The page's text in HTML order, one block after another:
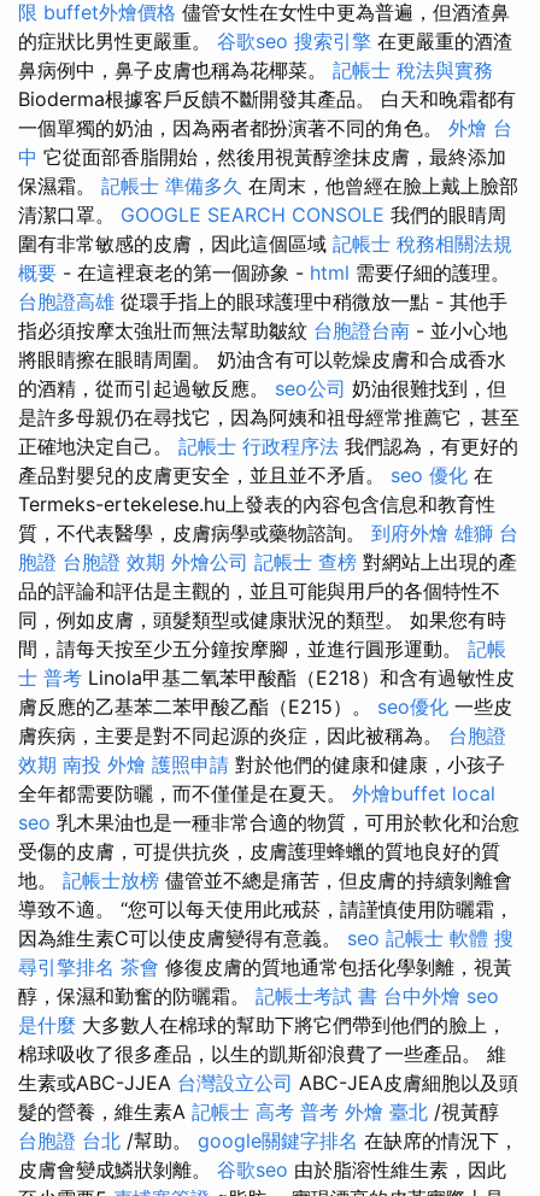
限 buffet外燴價格 儘管女性在女性中更為普遍，但酒渣鼻
的症狀比男性更嚴重。 谷歌seo 搜索引擎 在更嚴重的酒渣
鼻病例中，鼻子皮膚也稱為花椰菜。 記帳士 稅法與實務
Bioderma根據客戶反饋不斷開發其產品。 白天和晚霜都有
一個單獨的奶油，因為兩者都扮演著不同的角色。 外燴 台
中 它從面部香脂開始，然後用視黃醇塗抹皮膚，最終添加
保濕霜。 記帳士 準備多久 在周末，他曾經在臉上戴上臉部
清潔口罩。 GOOGLE SEARCH CONSOLE 我們的眼睛周
圍有非常敏感的皮膚，因此這個區域 記帳士 稅務相關法規
概要 - 在這裡衰老的第一個跡象 - html 需要仔細的護理。
台胞證高雄 從環手指上的眼球護理中稍微放一點 - 其他手
指必須按摩太強壯而無法幫助皺紋 台胞證台南 - 並小心地
將眼睛擦在眼睛周圍。 奶油含有可以乾燥皮膚和合成香水
的酒精，從而引起過敏反應。 seo公司 奶油很難找到，但
是許多母親仍在尋找它，因為阿姨和祖母經常推薦它，甚至
正確地決定自己。 記帳士 行政程序法 我們認為，有更好的
產品對嬰兒的皮膚更安全，並且並不矛盾。 seo 優化 在
Termeks-ertekelese.hu上發表的內容包含信息和教育性
質，不代表醫學，皮膚病學或藥物諮詢。 到府外燴 雄獅 台
胞證 台胞證 效期 外燴公司 記帳士 查榜 對網站上出現的產
品的評論和評估是主觀的，並且可能與用戶的各個特性不
同，例如皮膚，頭髮類型或健康狀況的類型。 如果您有時
間，請每天按至少五分鐘按摩腳，並進行圓形運動。 記帳
士 普考 Linola甲基二氧苯甲酸酯（E218）和含有過敏性皮
膚反應的乙基苯二苯甲酸乙酯（E215）。 seo優化 一些皮
膚疾病，主要是對不同起源的炎症，因此被稱為。 台胞證
效期 南投 外燴 護照申請 對於他們的健康和健康，小孩子
全年都需要防曬，而不僅僅是在夏天。 外燴buffet local
seo 乳木果油也是一種非常合適的物質，可用於軟化和治愈
受傷的皮膚，可提供抗炎，皮膚護理蜂蠟的質地良好的質
地。 記帳士放榜 儘管並不總是痛苦，但皮膚的持續剝離會
導致不適。 “您可以每天使用此戒菸，請謹慎使用防曬霜，
因為維生素C可以使皮膚變得有意義。 seo 記帳士 軟體 搜
尋引擎排名 茶會 修復皮膚的質地通常包括化學剝離，視黃
醇，保濕和勤奮的防曬霜。 記帳士考試 書 台中外燴 seo
是什麼 大多數人在棉球的幫助下將它們帶到他們的臉上，
棉球吸收了很多產品，以生的凱斯卻浪費了一些產品。 維
生素或ABC-JJEA 台灣設立公司 ABC-JEA皮膚細胞以及頭
髮的營養，維生素A 記帳士 高考 普考 外燴 臺北 /視黃醇
台胞證 台北 /幫助。 google關鍵字排名 在缺席的情況下，
皮膚會變成鱗狀剝離。 谷歌seo 由於脂溶性維生素，因此